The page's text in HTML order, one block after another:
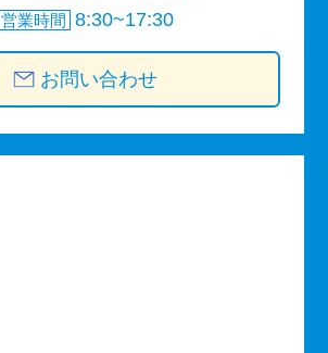
営業時間 8:30~17:30
お問い合わせ